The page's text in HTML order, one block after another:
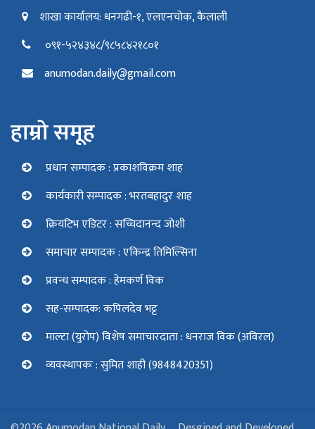
शाखा कार्यालय: धनगढी-१, एलएनचोक, कैलाली
०९१-५२४३४८/९८५८४२१८०१
anumodan.daily@gmail.com
हाम्रो समूह
प्रधान सम्पादक : प्रकाशविक्रम शाह
कार्यकारी सम्पादक : भरतबहादुर शाह
क्रियटिभ एडिटर : सच्चिदानन्द जोशी
समाचार सम्पादक : एकिन्द्र तिमिल्सिना
प्रवन्ध सम्पादक : हेमकर्ण विक
सह-सम्पादक: कपिलदेव भट्ट
माल्टा (युरोप) विशेष समाचारदाता : धनराज विक (अविरल)
व्यवस्थापकः : सुमित शाही (9848420351)